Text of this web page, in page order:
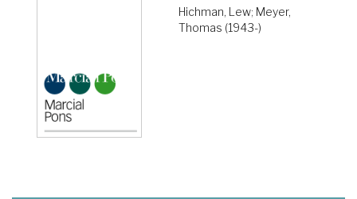
Hichman, Lew; Meyer,
Thomas (1943-)